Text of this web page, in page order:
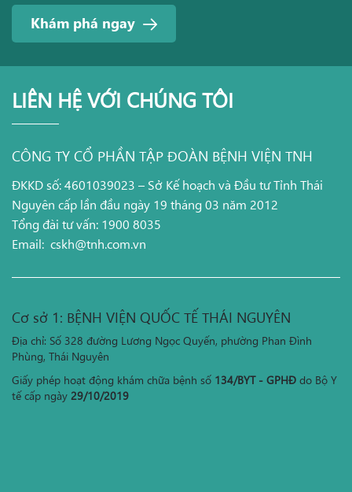
Khám phá ngay
LIÊN HỆ VỚI CHÚNG TÔI
CÔNG TY CỔ PHẦN TẬP ĐOÀN BỆNH VIỆN TNH
ĐKKD số: 4601039023 – Sở Kế hoạch và Đầu tư Tỉnh Thái
Nguyên cấp lần đầu ngày 19 tháng 03 năm 2012
Tổng đài tư vấn: 1900 8035
Email: cskh@tnh.com.vn
Cơ sở 1: BỆNH VIỆN QUỐC TẾ THÁI NGUYÊN
Địa chỉ: Số 328 đường Lương Ngọc Quyến, phường Phan Đình
Phùng, Thái Nguyên
Giấy phép hoạt động khám chữa bệnh số 134/BYT - GPHĐ do Bộ Y
tế cấp ngày 29/10/2019